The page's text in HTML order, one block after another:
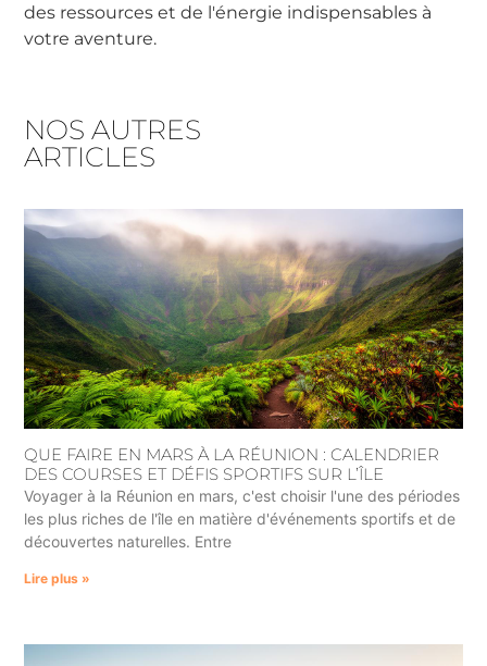
des ressources et de l'énergie indispensables à
votre aventure.
NOS AUTRES
ARTICLES
QUE FAIRE EN MARS À LA RÉUNION : CALENDRIER
DES COURSES ET DÉFIS SPORTIFS SUR L’ÎLE
Voyager à la Réunion en mars, c'est choisir l'une des périodes
les plus riches de l'île en matière d'événements sportifs et de
découvertes naturelles. Entre
Lire plus »